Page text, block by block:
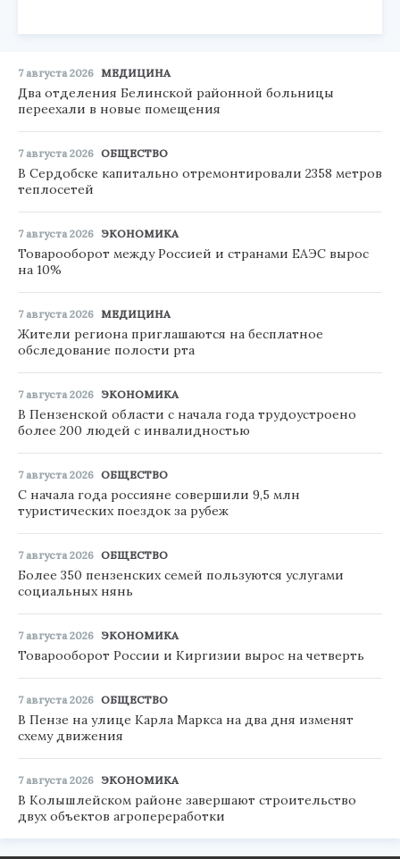
7 августа 2026 МЕДИЦИНА
Два отделения Белинской районной больницы
переехали в новые помещения
7 августа 2026 ОБЩЕСТВО
В Сердобске капитально отремонтировали 2358 метров
теплосетей
7 августа 2026 ЭКОНОМИКА
Товарооборот между Россией и странами ЕАЭС вырос
на 10%
7 августа 2026 МЕДИЦИНА
Жители региона приглашаются на бесплатное
обследование полости рта
7 августа 2026 ЭКОНОМИКА
В Пензенской области с начала года трудоустроено
более 200 людей с инвалидностью
7 августа 2026 ОБЩЕСТВО
С начала года россияне совершили 9,5 млн
туристических поездок за рубеж
7 августа 2026 ОБЩЕСТВО
Более 350 пензенских семей пользуются услугами
социальных нянь
7 августа 2026 ЭКОНОМИКА
Товарооборот России и Киргизии вырос на четверть
7 августа 2026 ОБЩЕСТВО
В Пензе на улице Карла Маркса на два дня изменят
схему движения
7 августа 2026 ЭКОНОМИКА
В Колышлейском районе завершают строительство
двух объектов агропереработки